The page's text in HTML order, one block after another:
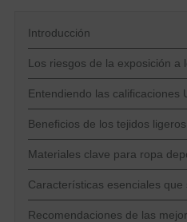
Introducción
Los riesgos de la exposición a
Entendiendo las calificaciones
Beneficios de los tejidos
Materiales clave para ropa
Características esenciales que
Recomendaciones de las